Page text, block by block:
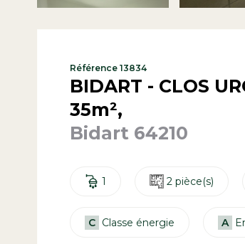
Référence 13834
BIDART - CLOS
35m²,
Bidart 64210
1 2 pièce(s)
C Classe énergie A